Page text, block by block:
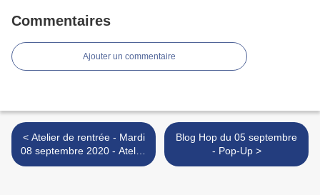
Commentaires
Ajouter un commentaire
< Atelier de rentrée - Mardi
08 septembre 2020 - Atelier
de Noël n° 1 - Des Tags et
Blog Hop du 05 septembre
- Pop-Up >